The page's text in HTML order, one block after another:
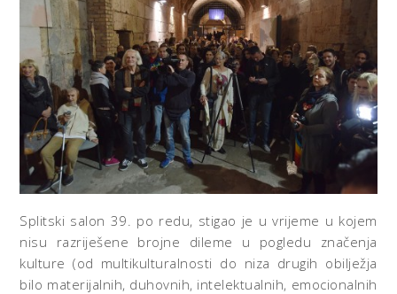
Splitski salon 39. po redu, stigao je u vrijeme u kojem
nisu razriješene brojne dileme u pogledu značenja
kulture (od multikulturalnosti do niza drugih obilježja
bilo materijalnih, duhovnih, intelektualnih, emocionalnih